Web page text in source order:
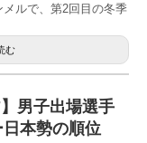
ルで、第2回目の冬季
む
男子出場選手
本勢の順位